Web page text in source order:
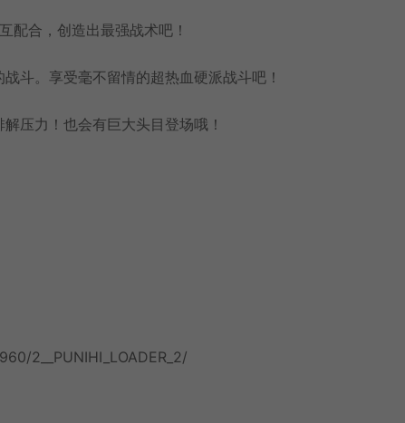
配合，创造出最强战术吧！
斗。享受毫不留情的超热血硬派战斗吧！
压力！也会有巨大头目登场哦！
2__PUNIHI_LOADER_2/